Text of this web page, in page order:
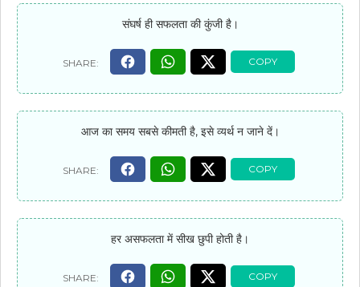
संघर्ष ही सफलता की कुंजी है।
आज का समय सबसे कीमती है, इसे व्यर्थ न जाने दें।
हर असफलता में सीख छुपी होती है।